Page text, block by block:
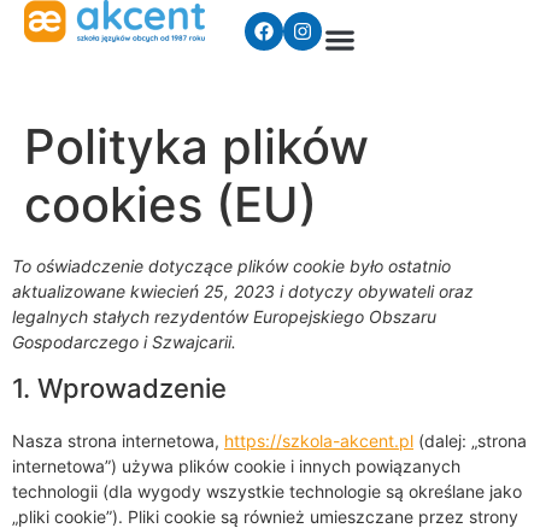
Polityka plików
cookies (EU)
To oświadczenie dotyczące plików cookie było ostatnio
aktualizowane kwiecień 25, 2023 i dotyczy obywateli oraz
legalnych stałych rezydentów Europejskiego Obszaru
Gospodarczego i Szwajcarii.
1. Wprowadzenie
Nasza strona internetowa, https://szkola-akcent.pl (dalej: „strona
internetowa”) używa plików cookie i innych powiązanych
technologii (dla wygody wszystkie technologie są określane jako
„pliki cookie”). Pliki cookie są również umieszczane przez strony